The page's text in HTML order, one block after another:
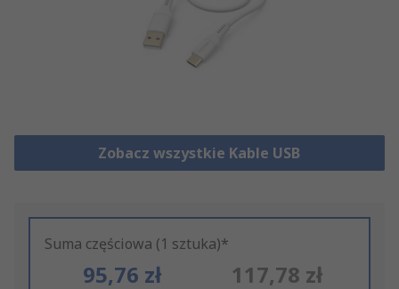
Zobacz wszystkie Kable USB
Suma częściowa (1 sztuka)*
95,76 zł 117,78 zł